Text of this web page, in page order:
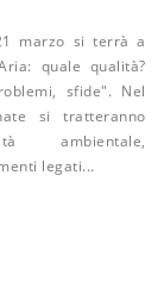
marzo si terrà a
quale qualità?
sfide". Nel
si tratteranno
ambientale,
legati...